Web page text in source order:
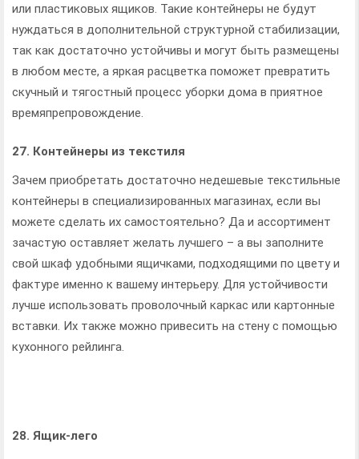
или пластиковых ящиков. Такие контейнеры не будут
нуждаться в дополнительной структурной стабилизации,
так как достаточно устойчивы и могут быть размещены
в любом месте, а яркая расцветка поможет превратить
скучный и тягостный процесс уборки дома в приятное
времяпрепровождение.
27. Контейнеры из текстиля
Зачем приобретать достаточно недешевые текстильные
контейнеры в специализированных магазинах, если вы
можете сделать их самостоятельно? Да и ассортимент
зачастую оставляет желать лучшего – а вы заполните
свой шкаф удобными ящичками, подходящими по цвету и
фактуре именно к вашему интерьеру. Для устойчивости
лучше использовать проволочный каркас или картонные
вставки. Их также можно привесить на стену с помощью
кухонного рейлинга.
28. Ящик-лего